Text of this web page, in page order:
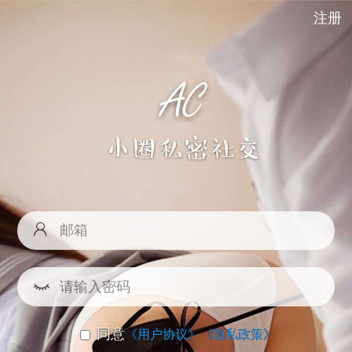
注册
同意《用户协议》《隐私政策》